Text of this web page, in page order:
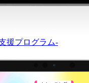
援プログラム-